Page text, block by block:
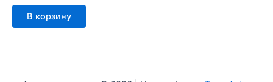
В корзину